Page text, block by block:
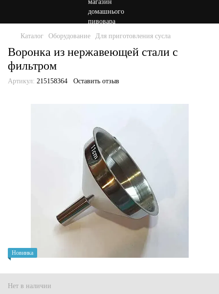
Каталог Оборудование Для приготовления сусла
Воронка из нержавеющей стали с
фильтром
Артикул: 215158364 Оставить отзыв
Новинка
Нет в наличии